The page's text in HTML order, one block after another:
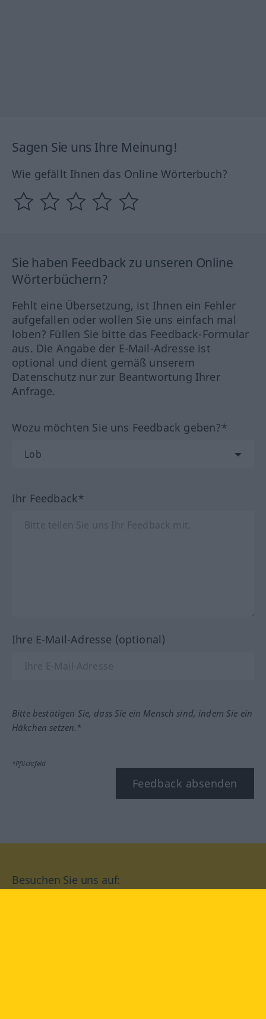
Sagen Sie uns Ihre Meinung!
Wie gefällt Ihnen das Online Wörterbuch?
Sie haben Feedback zu unseren Online
Wörterbüchern?
Fehlt eine Übersetzung, ist Ihnen ein Fehler
aufgefallen oder wollen Sie uns einfach mal
loben? Füllen Sie bitte das Feedback-Formular
aus. Die Angabe der E-Mail-Adresse ist
optional und dient gemäß unserem
Datenschutz nur zur Beantwortung Ihrer
Anfrage.
Wozu möchten Sie uns Feedback geben?*
Ihr Feedback*
Ihre E-Mail-Adresse (optional)
Bitte bestätigen Sie, dass Sie ein Mensch sind, indem Sie ein
Häkchen setzen.*
*Pflichtfeld
Feedback absenden
Besuchen Sie uns auf: